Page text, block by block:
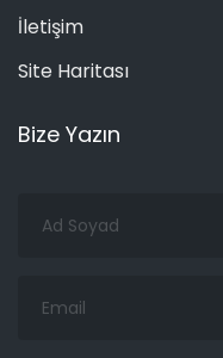
İletişim
Site Haritası
Bize Yazın
Soyad